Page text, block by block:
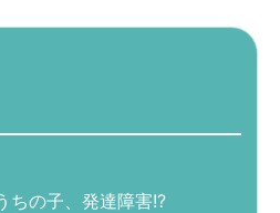
ちの子、発達障害!?